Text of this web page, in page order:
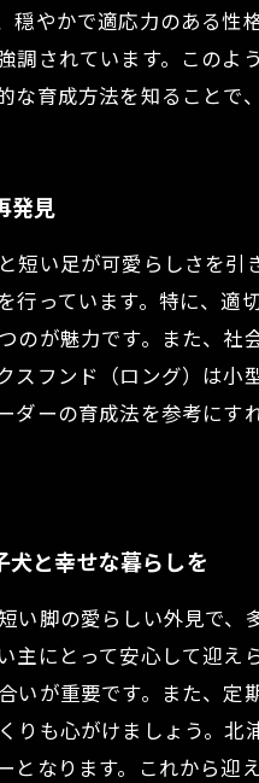
やかで適応力のある性
されています。この
育成方法を知ることで
発見
い足が可愛らしさを
っています。特に、
が魅力です。また、
フンド（ロング）は小
ーの育成法を参考に
犬と幸せな暮らしを
脚の愛らしい外見で
にとって安心して迎え
が重要です。また、
も心がけましょう。
なります。これから迎